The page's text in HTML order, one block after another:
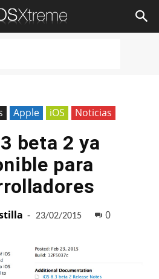
Apple iOS Noticias
beta 2 ya
para
- 23/02/2015 0